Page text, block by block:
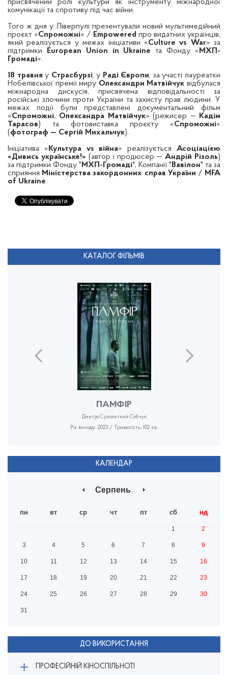
присвячений ролі культури як інструменту міжнародної
комунікації та спротиву під час війни.
Того ж дня у Ліверпулі презентували новий мультимедійний
проєкт «Спроможні» / Empowered про видатних українців,
який реалізується у межах ініціативи «Culture vs War» за
підтримки
European Union in Ukraine та Фонду « МХП-
Громаді».
18 травня у Страсбурзі, у Раді Європи, за участі лауреатки
Нобелівської премії миру Олександри Матвійчук відбулася
міжнародна дискусія, присвячена відповідальності за
російські злочини проти України та захисту прав людини. У
межах події були представлені документальний фільм
«Спроможні. Олександра Матвійчук» (режисер — Кадім
Тарасов) та фотовиставка проєкту «Спроможні»
(фотограф — Сергій Михальчук).
Ініціатива « Культура vs війна» реалізуєтьсяАсоціацією
«Дивись українське!» (автор і продюсер — Андрій Різоль)
за підтримки Фонду " МХП-Громаді", Компанії " Вавілон" та за
сприяння Міністерства закордонних справ України / MFA
of Ukraine.
КАТАЛОГ ФІЛЬМІВ
ПАМФІР
Дмитро Сухолиткий-Собчук
Рік виходу: 2023 / Тривалість: 102 хв.
КАЛЕНДАР
Серпень
пн вт ср чт пт сб нд
1 2
3 4 5 6 7 8 9
10 11 12 13 14 15 16
17 18 19 20 21 22 23
24 25 26 27 28 29 30
31
ДО ВИКОРИСТАННЯ
ПРОФЕСІЙНІЙ КІНОСПІЛЬНОТІ